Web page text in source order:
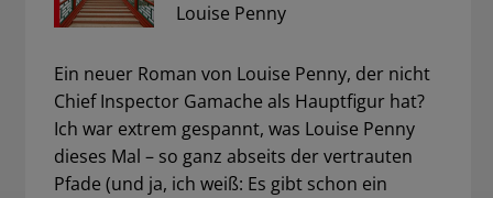
Louise Penny
Ein neuer Roman von Louise Penny, der nicht
Chief Inspector Gamache als Hauptfigur hat?
Ich war extrem gespannt, was Louise Penny
dieses Mal – so ganz abseits der vertrauten
Pfade (und ja, ich weiß: Es gibt schon ein